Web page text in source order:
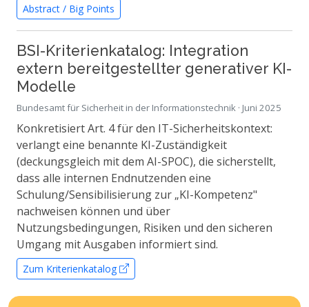
Abstract / Big Points
BSI-Kriterienkatalog: Integration
extern bereitgestellter generativer KI-
Modelle
Bundesamt für Sicherheit in der Informationstechnik · Juni 2025
Konkretisiert Art. 4 für den IT-Sicherheitskontext:
verlangt eine benannte KI-Zuständigkeit
(deckungsgleich mit dem AI-SPOC), die sicherstellt,
dass alle internen Endnutzenden eine
Schulung/Sensibilisierung zur „KI-Kompetenz"
nachweisen können und über
Nutzungsbedingungen, Risiken und den sicheren
Umgang mit Ausgaben informiert sind.
Zum Kriterienkatalog